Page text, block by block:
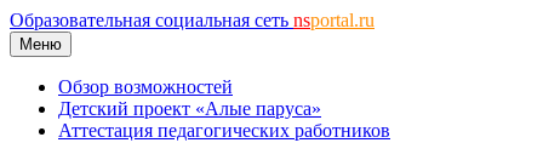
Образовательная социальная сеть nsportal.ru
Меню
Обзор возможностей
Детский проект «Алые паруса»
Аттестация педагогических работников